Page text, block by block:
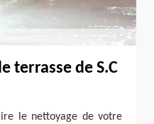
terrasse de S.C
le nettoyage de votre